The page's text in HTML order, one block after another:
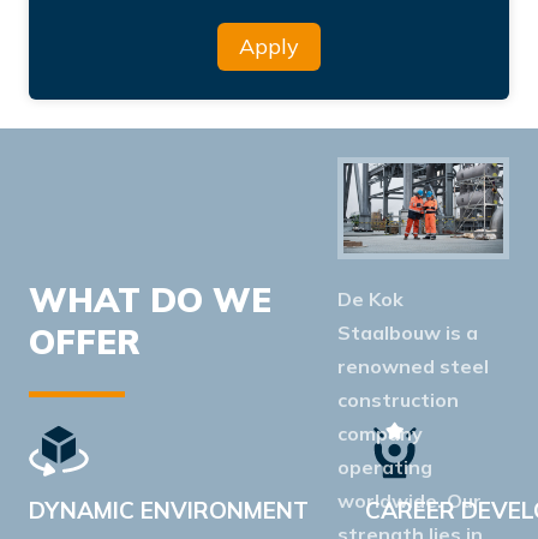
Apply
WHAT DO WE
OFFER
DYNAMIC ENVIRONMENT CAREER
De Kok
Staalbouw is a
renowned steel
construction
company
operating
worldwide. Our
strength lies in